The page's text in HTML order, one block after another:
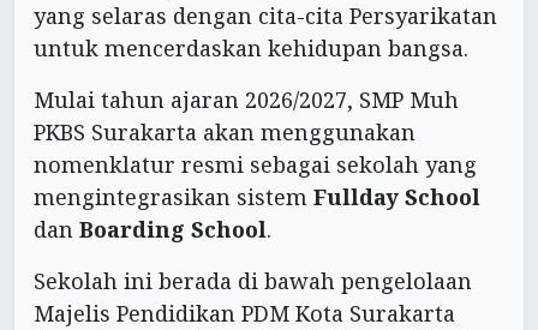
yang selaras dengan cita-cita Persyarikatan
untuk mencerdaskan kehidupan bangsa.
Mulai tahun ajaran 2026/2027, SMP Muh
PKBS Surakarta akan menggunakan
nomenklatur resmi sebagai sekolah yang
mengintegrasikan sistem Fullday School
dan Boarding School.
Sekolah ini berada di bawah pengelolaan
Majelis Pendidikan PDM Kota Surakarta